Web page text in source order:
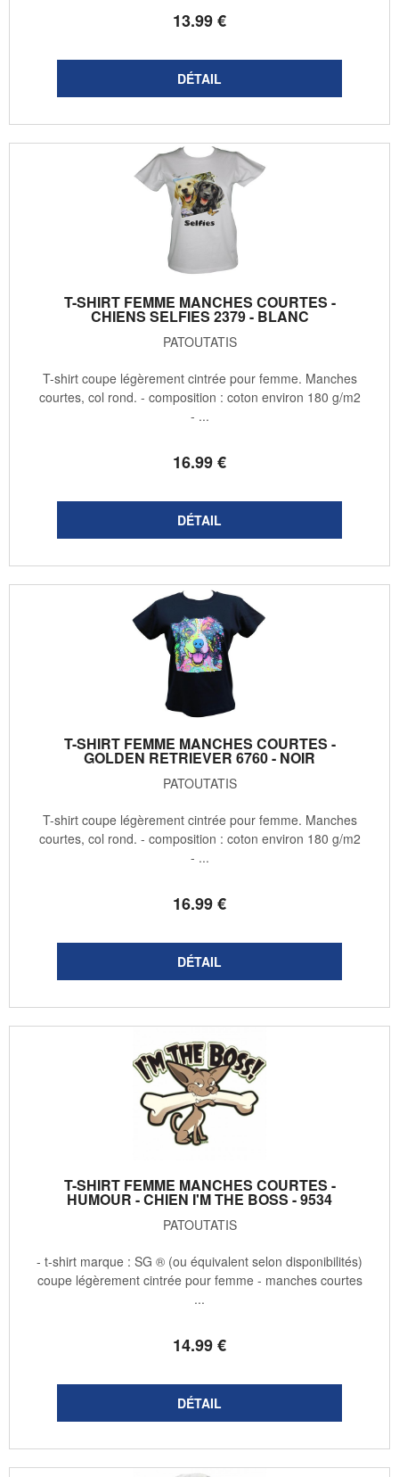
13.99€
T-SHIRT FEMME MANCHES COURTES -
CHIENS SELFIES 2379 - BLANC
PATOUTATIS
16.99€
T-shirt coupe légèrement cintrée pour femme. Manches
courtes, col rond. - composition : coton environ 180 g/m2
- ...
T-SHIRT FEMME MANCHES COURTES -
GOLDEN RETRIEVER 6760 - NOIR
PATOUTATIS
16.99€
T-shirt coupe légèrement cintrée pour femme. Manches
courtes, col rond. - composition : coton environ 180 g/m2
- ...
T-SHIRT FEMME MANCHES COURTES -
HUMOUR - CHIEN I'M THE BOSS - 9534
PATOUTATIS
14.99€
- t-shirt marque : SG ® (ou équivalent selon disponibilités)
coupe légèrement cintrée pour femme - manches courtes
...